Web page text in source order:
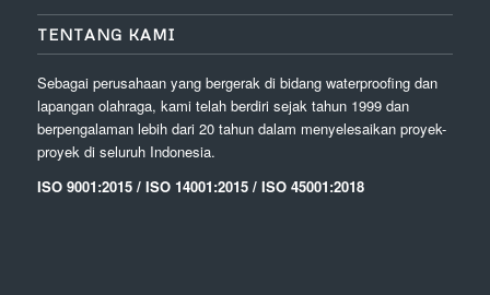
TENTANG KAMI
Sebagai perusahaan yang bergerak di bidang waterproofing dan
lapangan olahraga, kami telah berdiri sejak tahun 1999 dan
berpengalaman lebih dari 20 tahun dalam menyelesaikan proyek-
proyek di seluruh Indonesia.
ISO 9001:2015 / ISO 14001:2015 / ISO 45001:2018